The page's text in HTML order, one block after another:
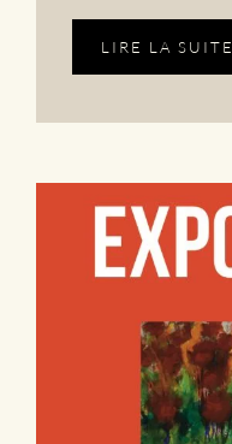
LIRE LA SUITE